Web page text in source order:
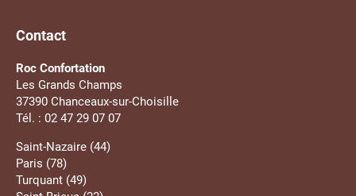
Contact
Roc Confortation
Les Grands Champs
37390 Chanceaux-sur-Choisille
Tél. : 02 47 29 07 07
Saint-Nazaire (44)
Paris (78)
Turquant (49)